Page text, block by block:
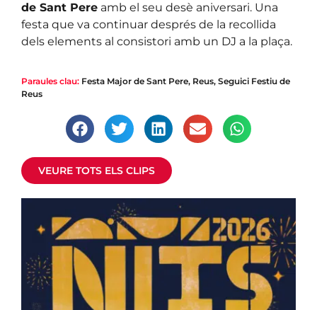
| Festa Major de Reus
La Nit de Fer l’Indiu!
Així vam viure la 10a edició!
VEURE TOTS ELS CLIPS
de Sant Pere amb el seu desè aniversari. Una
festa que va continuar després de la recollida
dels elements al consistori amb un DJ a la plaça.
Paraules clau: Festa Major de Sant Pere, Reus, Seguici Festiu de
Reus